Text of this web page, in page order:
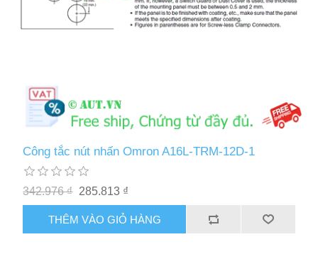
Công tắc nút nhấn Omron A16L-TRM-12D-1
342.976 ₫ 285.813 ₫
THÊM VÀO GIỎ HÀNG